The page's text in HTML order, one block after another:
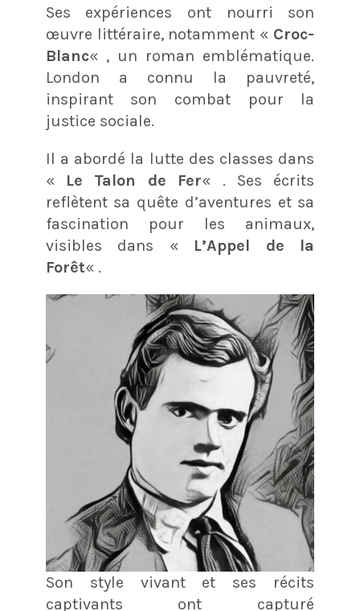
Ses expériences ont nourri son
œuvre littéraire, notamment « Croc-
Blanc« , un roman emblématique.
London a connu la pauvreté,
inspirant son combat pour la
justice sociale.
Il a abordé la lutte des classes dans
« Le Talon de Fer« . Ses écrits
reflètent sa quête d’aventures et sa
fascination pour les animaux,
visibles dans « L’Appel de la
Forêt« .
Son style vivant et ses récits
captivants ont capturé